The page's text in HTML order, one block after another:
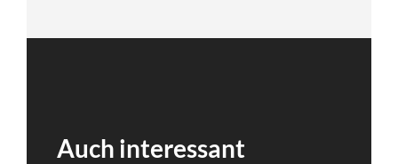
Auch interessant